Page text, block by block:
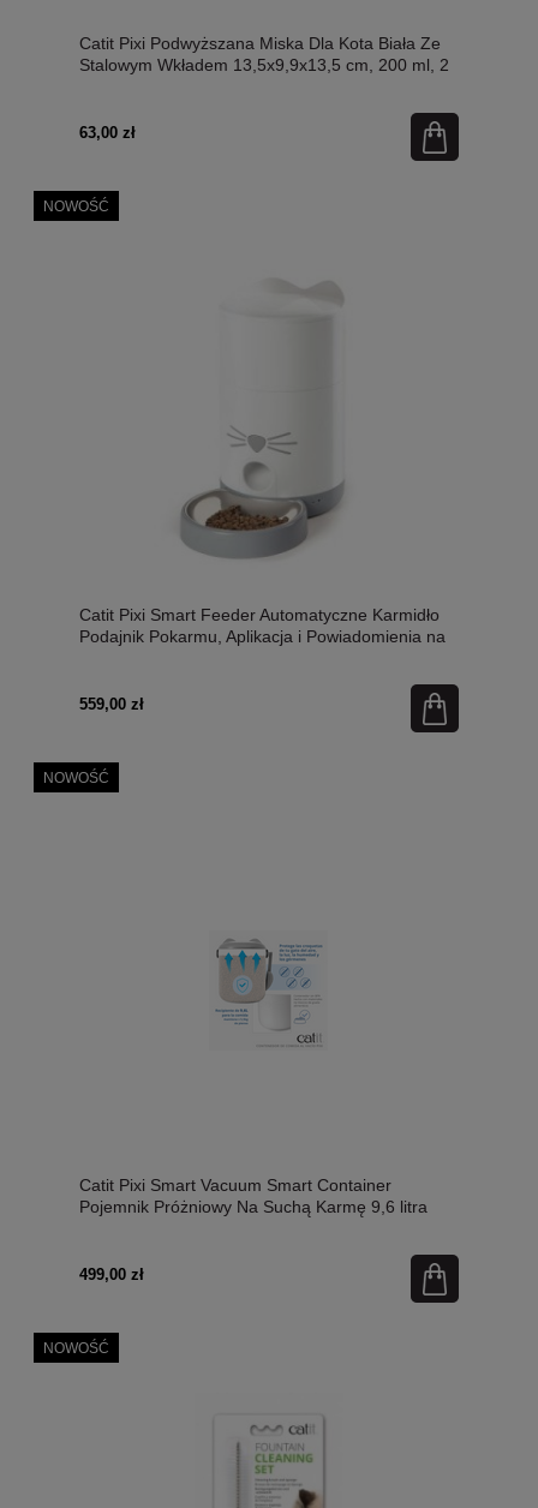
Catit Pixi Podwyższana Miska Dla Kota Biała Ze
Stalowym Wkładem 13,5x9,9x13,5 cm, 200 ml, 2
63,00 zł
Catit Pixi Smart Feeder Automatyczne Karmidło
Podajnik Pokarmu, Aplikacja i Powiadomienia na
21,5x21,5x36,8cm, biały.
559,00 zł
NOWOŚĆ
Catit Pixi Smart Vacuum Smart Container
Pojemnik Próżniowy Na Suchą Karmę 9,6 litra
Roztoczami i Utratą Zapachu! Nowość!
499,00 zł
NOWOŚĆ
NOWOŚĆ